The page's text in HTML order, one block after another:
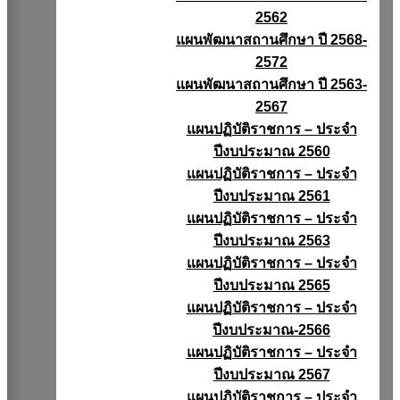
2562
แผนพัฒนาสถานศึกษา ปี 2568-
2572
แผนพัฒนาสถานศึกษา ปี 2563-
2567
แผนปฏิบัติราชการ – ประจำ
ปีงบประมาณ 2560
แผนปฏิบัติราชการ – ประจำ
ปีงบประมาณ 2561
แผนปฏิบัติราชการ – ประจำ
ปีงบประมาณ 2563
แผนปฏิบัติราชการ – ประจำ
ปีงบประมาณ 2565
แผนปฏิบัติราชการ – ประจำ
ปีงบประมาณ-2566
แผนปฏิบัติราชการ – ประจำ
ปีงบประมาณ 2567
แผนปฏิบัติราชการ – ประจำ